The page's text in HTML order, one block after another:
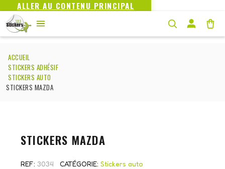
ALLER AU CONTENU PRINCIPAL
ACCUEIL
STICKERS ADHÉSIF
STICKERS AUTO
STICKERS MAZDA
STICKERS MAZDA
REF 3034 CATÉGORIE Stickers auto